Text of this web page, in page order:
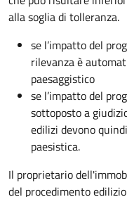
alla soglia di
se l’impatto del
rilevanza è
paesaggistico
se l’impatto del
sottoposto a
edilizi devono
paesistica.
Il proprietario
del procedimento